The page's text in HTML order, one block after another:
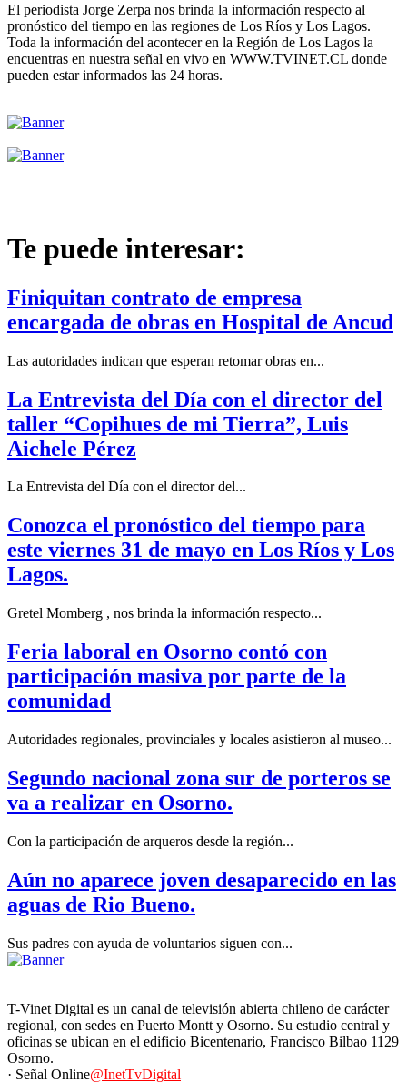
El periodista Jorge Zerpa nos brinda la información respecto al
pronóstico del tiempo en las regiones de Los Ríos y Los Lagos.
Toda la información del acontecer en la Región de Los Lagos la
encuentras en nuestra señal en vivo en WWW.TVINET.CL donde
pueden estar informados las 24 horas.
Te puede interesar:
Finiquitan contrato de empresa
encargada de obras en Hospital de Ancud
Las autoridades indican que esperan retomar obras en...
La Entrevista del Día con el director del
taller “Copihues de mi Tierra”, Luis
Aichele Pérez
La Entrevista del Día con el director del...
Conozca el pronóstico del tiempo para
este viernes 31 de mayo en Los Ríos y Los
Lagos.
Gretel Momberg , nos brinda la información respecto...
Feria laboral en Osorno contó con
participación masiva por parte de la
comunidad
Autoridades regionales, provinciales y locales asistieron al museo...
Segundo nacional zona sur de porteros se
va a realizar en Osorno.
Con la participación de arqueros desde la región...
Aún no aparece joven desaparecido en las
aguas de Rio Bueno.
Sus padres con ayuda de voluntarios siguen con...
T-Vinet Digital es un canal de televisión abierta chileno de carácter
regional, con sedes en Puerto Montt y Osorno. Su estudio central y
oficinas se ubican en el edificio Bicentenario, Francisco Bilbao 1129
Osorno.
· Señal Online@InetTvDigital